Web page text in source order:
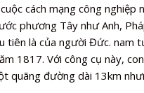
cách mạng công nghiệp
phương Tây như Anh,
tiên là của người Đức. nam
1817. Với công cụ này,
quãng đường dài 13km